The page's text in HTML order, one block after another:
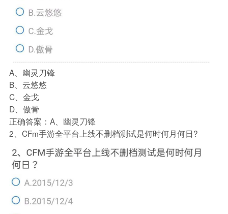
A、幽灵刀锋
B、云悠悠
C、金戈
D、傲骨
正确答案：A、幽灵刀锋
2、CFm手游全平台上线不删档测试是何时何月何日?